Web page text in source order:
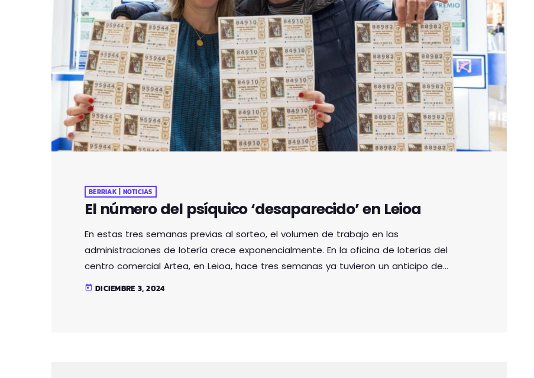
BERRIAK | NOTICIAS
El número del psíquico ‘desaparecido’ en Leioa
En estas tres semanas previas al sorteo, el volumen de trabajo en las
administraciones de lotería crece exponencialmente. En la oficina de loterías del
centro comercial Artea, en Leioa, hace tres semanas ya tuvieron un anticipo de
saturación vía telefónica al recibir innumerables llamadas pidiendo el número 88982,
today DICIEMBRE 3, 2024